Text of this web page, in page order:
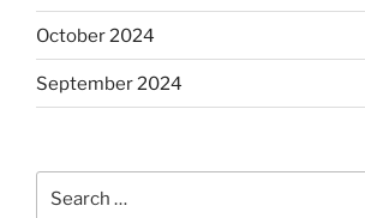
October 2024
September 2024